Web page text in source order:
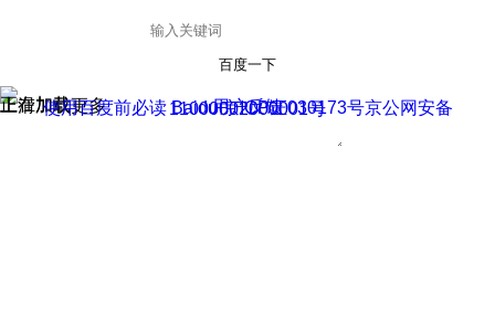
百度一下
正在加载
上滑加载更多 用户反馈
使用百度前必读 Baidu 京ICP证030173号
京公网安备11000002000001号